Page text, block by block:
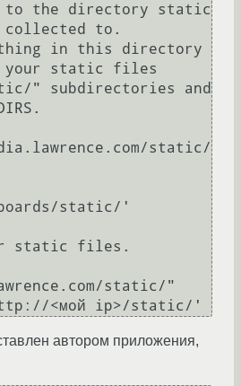
to the directory static
to.
in this directory
your static files
" subdirectories and
static/
static/'
static files.
static/"
автором приложения,